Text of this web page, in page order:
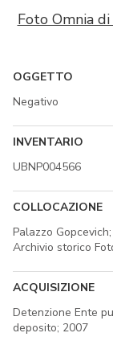
Foto Omnia
OGGETTO
Negativo
INVENTARIO
UBNP004566
COLLOCAZIONE
Palazzo
Archivio storico
ACQUISIZIONE
Detenzione Ente
deposito; 2007